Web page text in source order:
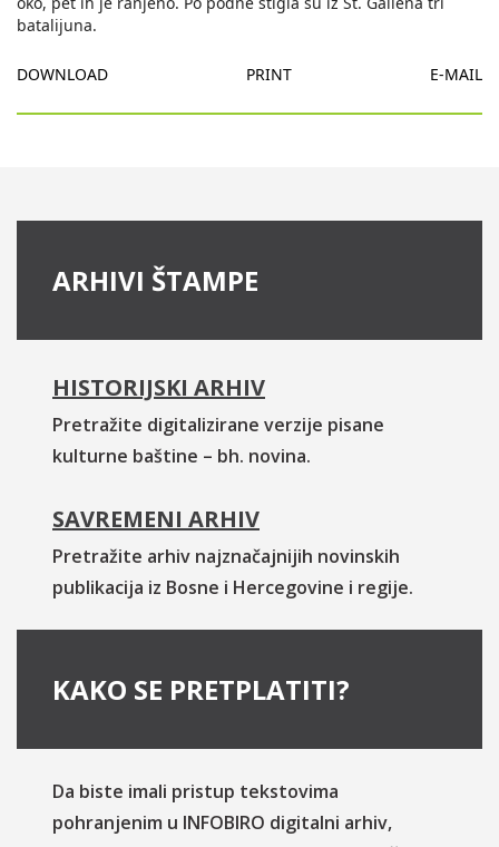
batalijuna.
DOWNLOAD PRINT E-MAIL
ARHIVI ŠTAMPE
HISTORIJSKI ARHIV
Pretražite digitalizirane verzije pisane
kulturne baštine – bh. novina.
SAVREMENI ARHIV
Pretražite arhiv najznačajnijih novinskih
publikacija iz Bosne i Hercegovine i regije.
KAKO SE PRETPLATITI?
Da biste imali pristup tekstovima
pohranjenim u INFOBIRO digitalni arhiv,